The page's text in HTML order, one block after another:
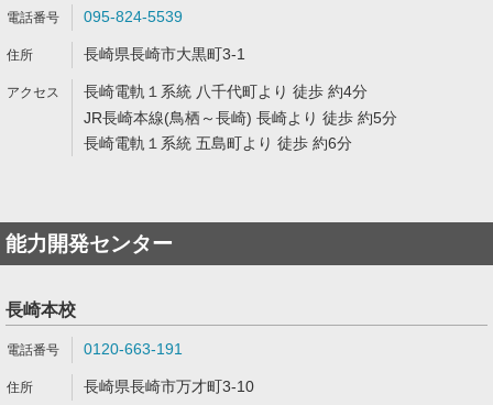
095-824-5539
長崎県長崎市大黒町3-1
長崎電軌１系統 八千代町より 徒歩 約4分
JR長崎本線(鳥栖～長崎) 長崎より 徒歩 約5分
長崎電軌１系統 五島町より 徒歩 約6分
能力開発センター
長崎本校
0120-663-191
長崎県長崎市万才町3-10